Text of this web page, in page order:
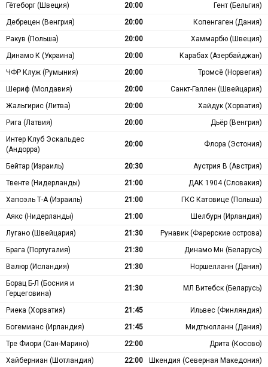
Гётеборг (Швеция)
20:00
Гент (Бельгия)
Дебрецен (Венгрия)
20:00
Копенгаген (Дания)
Ракув (Польша)
20:00
Хаммарбю (Швеция)
Динамо К (Украина)
20:00
Карабах (Азербайджан)
ЧФР Клуж (Румыния)
20:00
Тромсё (Норвегия)
Шериф (Молдавия)
20:00
Санкт-Галлен (Швейцария)
Жальгирис (Литва)
20:00
Хайдук (Хорватия)
Рига (Латвия)
20:00
Дьёр (Венгрия)
Интер Клуб Эскальдес
(Андорра)
20:00 Флора (Эстония)
Бейтар (Израиль) 20:30
Аустрия В (Австрия)
Твенте (Нидерланды)
21:00
ДАК 1904 (Словакия)
Хапоэль Т-А (Израиль)
21:00
ГКС Катовице (Польша)
Аякс (Нидерланды)
21:00
Шелбурн (Ирландия)
Лугано (Швейцария)
21:30
Рунавик (Фарерские острова)
Брага (Португалия)
21:30
Динамо Мн (Беларусь)
Валюр (Исландия)
21:30
Норшелланн (Дания)
Борац Б-Л (Босния и
Герцеговина)
21:30 МЛ Витебск (Беларусь)
Риека (Хорватия) 21:45
Ильвес (Финляндия)
Богемианс (Ирландия)
21:45
Мидтьюлланн (Дания)
Тре Фиори (Сан-Марино)
22:00
Дрита (Косово)
Хайберниан (Шотландия)
22:00
Шкендия (Северная Македония)